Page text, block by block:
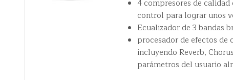
4 compresores de
control para lograr unos
Ecualizador de 3 bandas
procesador de efectos
incluyendo Reverb,
parámetros del usuario